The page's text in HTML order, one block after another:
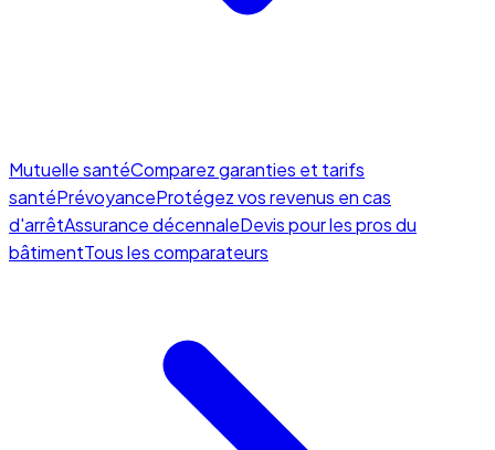
Mutuelle santéComparez garanties et tarifs
santéPrévoyanceProtégez vos revenus en cas
d'arrêtAssurance décennaleDevis pour les pros du
bâtimentTous les comparateurs